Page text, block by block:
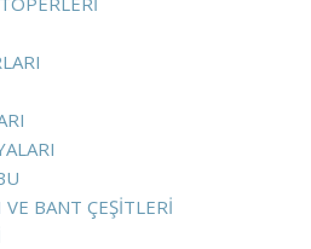
BANT ÇEŞITLERI